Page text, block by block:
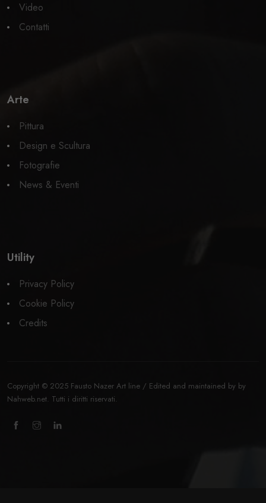
Video
Contatti
Arte
Pittura
Design e Scultura
Fotografie
News & Eventi
Utility
Privacy Policy
Cookie Policy
Credits
Copyright © 2025 Fausto Nazer Art line / Edited and maintained by by
Nahweb.net. Tutti i diritti riservati.